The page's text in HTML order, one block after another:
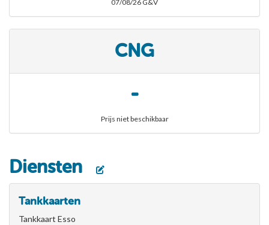
07/08/26 G&V
CNG
-
Prijs niet beschikbaar
Diensten
Tankkaarten
Tankkaart Esso